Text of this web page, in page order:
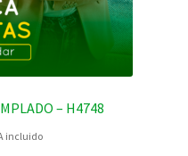
– H4748
incluido